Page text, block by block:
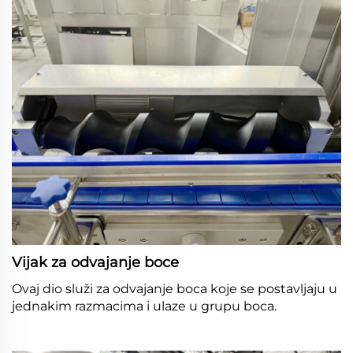
Vijak za odvajanje boce
Ovaj dio služi za odvajanje boca koje se postavljaju u
jednakim razmacima i ulaze u grupu boca.